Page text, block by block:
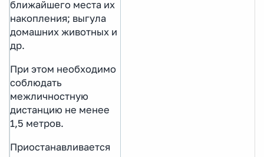
ближайшего места их
накопления; выгула
домашних животных и
др.
При этом необходимо
соблюдать
межличностную
дистанцию не менее
1,5 метров.
Приостанавливается